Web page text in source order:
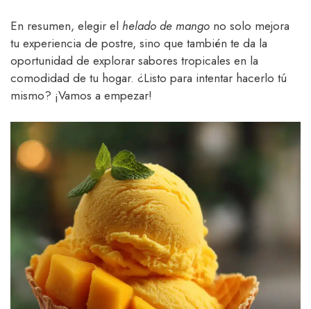
En resumen, elegir el helado de mango no solo mejora
tu experiencia de postre, sino que también te da la
oportunidad de explorar sabores tropicales en la
comodidad de tu hogar. ¿Listo para intentar hacerlo tú
mismo? ¡Vamos a empezar!